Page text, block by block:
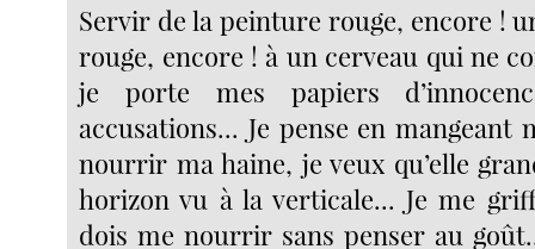
Servir de la peinture rouge, encore !
rouge, encore ! à un cerveau qui ne
je porte mes papiers
accusations... Je pense en mangeant
nourrir ma haine, je veux qu’elle
horizon vu à la verticale... Je me
dois me nourrir sans penser au